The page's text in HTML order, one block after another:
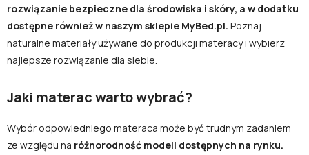
rozwiązanie bezpieczne dla środowiska i skóry, a w dodatku
dostępne również w naszym sklepie MyBed.pl. Poznaj
naturalne materiały używane do produkcji materacy i wybierz
najlepsze rozwiązanie dla siebie.
Jaki materac warto wybrać?
Wybór odpowiedniego materaca może być trudnym zadaniem
ze względu na różnorodność modeli dostępnych na rynku.